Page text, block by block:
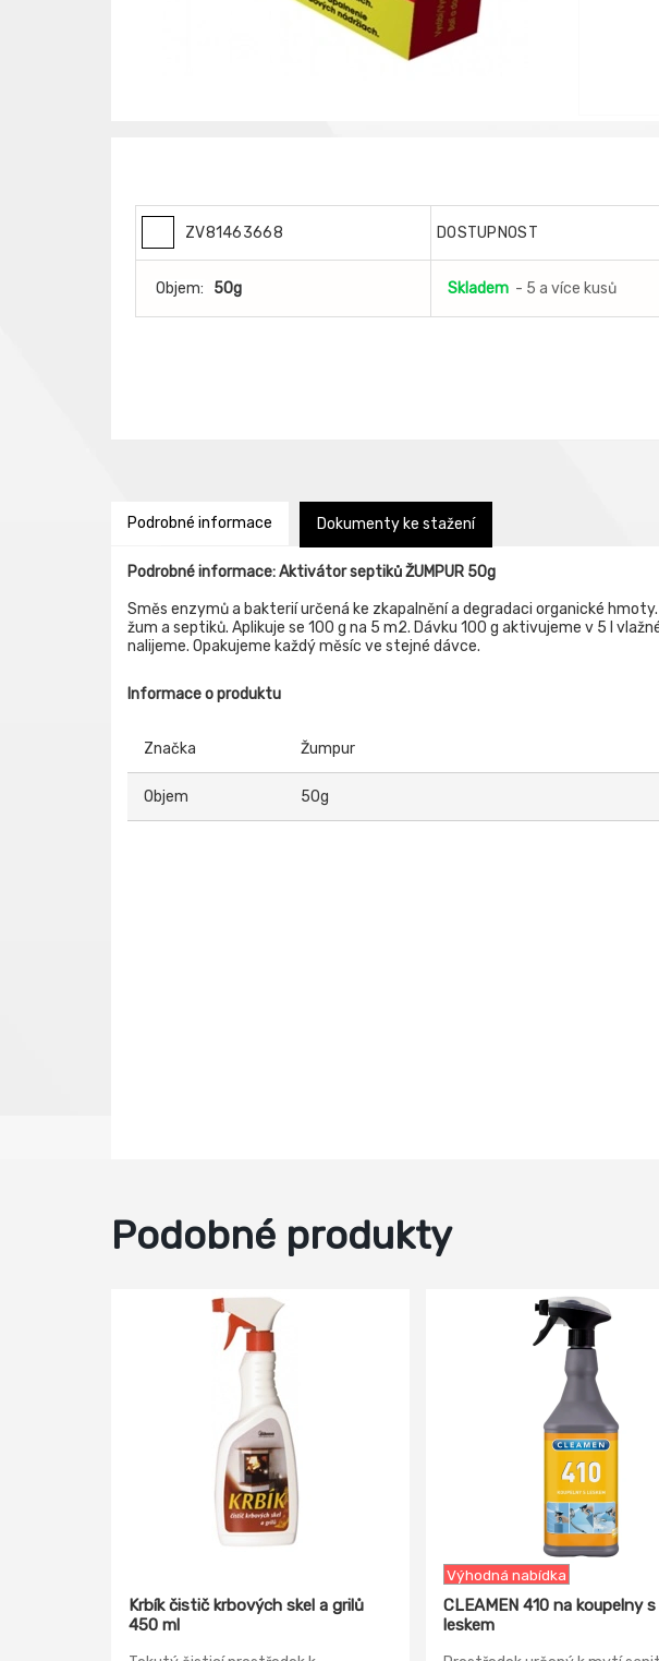
ZV81463668 DOSTUPNOST
Objem: 50g Skladem - 5 a více kusů
Podrobné informace Dokumenty ke stažení
Podrobné informace: Aktivátor septiků ŽUMPUR 50g
Směs enzymů a bakterií určená ke zkapalnění a degradaci organické
žum a septiků. Aplikuje se 100 g na 5 m2. Dávku 100 g aktivujeme v 5 l
nalijeme. Opakujeme každý měsíc ve stejné dávce.
Informace o produktu
Značka Žumpur
Objem 50g
Podobné produkty
Krbík čistič krbových skel a grilů
450 ml
Výhodná nabídka
CLEAMEN 410 na koupelny s
leskem